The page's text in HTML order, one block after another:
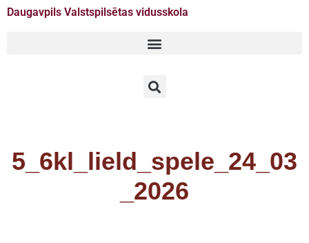
Daugavpils Valstspilsētas vidusskola
5_6kl_lield_spele_24_03
_2026